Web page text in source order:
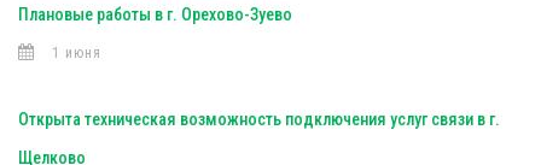
Плановые работы в г. Орехово-Зуево
1 июня
Открыта техническая возможность подключения услуг связи в г.
Щелково